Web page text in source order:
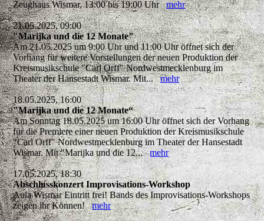
Zeughaus Wismar, 13:00 bis 19:00 Uhrmehr
21.05.2025, 09:00
"Marijka und die 12 Monate"
Am 21.05.2025 um 9:00 Uhr und 11:00 Uhr öffnet sich der
Vorhang für weitere Vorstellungen der neuen Produktion der
Kreismusikschule "Carl Orff" Nordwestmecklenburg im
Theater der Hansestadt Wismar. Mit...mehr
18.05.2025, 16:00
"Marijka und die 12 Monate“
Am Sonntag 18.05.2025 um 16:00 Uhr öffnet sich der Vorhang
für die Premiere einer neuen Produktion der Kreismusikschule
"Carl Orff" Nordwestmecklenburg im Theater der Hansestadt
Wismar. Mit "Marijka und die 12...mehr
17.05.2025, 18:30
Abschlusskonzert Improvisations-Workshop
Aula Wismar Eintritt frei! Bands des Improvisations-Workshops
zeigen ihr Können!mehr